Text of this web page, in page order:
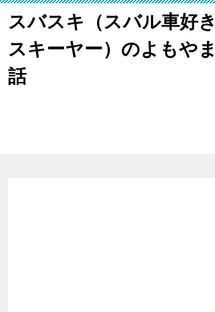
スバスキ（スバル車好き
スキーヤー）のよもやま
話